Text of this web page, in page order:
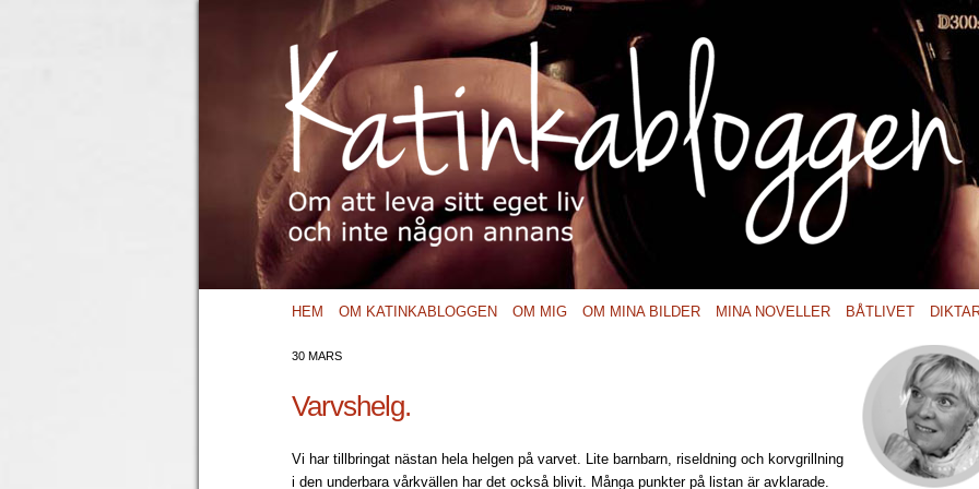
HEM OM KATINKABLOGGEN OM MIG OM MINA BILDER MINA NOVELLER BÅTLIVET
30 MARS
Varvshelg.
Vi har tillbringat nästan hela helgen på varvet. Lite barnbarn, riseldning och korvgrillning
i den underbara vårkvällen har det också blivit. Många punkter på listan är avklarade.